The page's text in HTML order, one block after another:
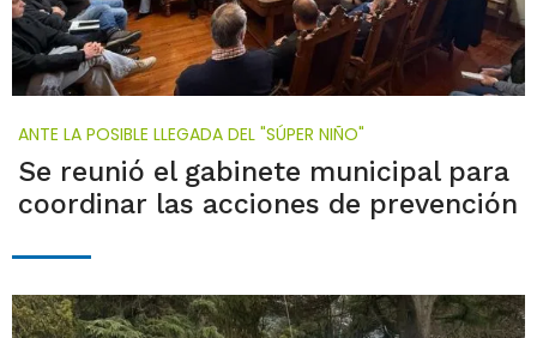
ANTE LA POSIBLE LLEGADA DEL "SÚPER NIÑO"
Se reunió el gabinete municipal para
coordinar las acciones de prevención